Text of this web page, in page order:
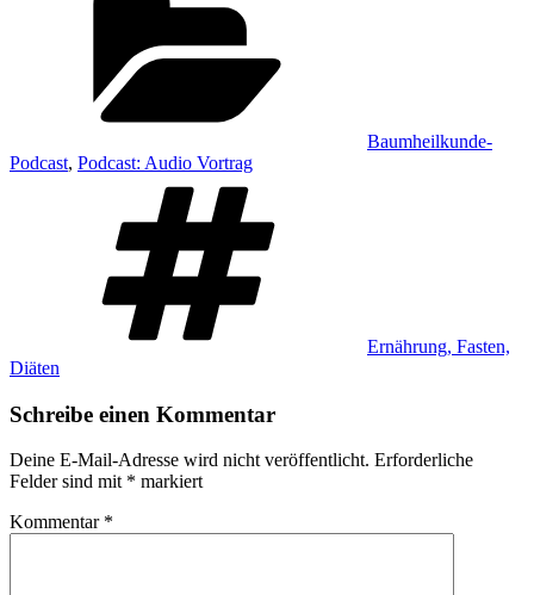
Baumheilkunde-
Podcast, Podcast: Audio Vortrag
Ernährung, Fasten,
Diäten
Schreibe einen Kommentar
Deine E-Mail-Adresse wird nicht veröffentlicht. Erforderliche
Felder sind mit * markiert
Kommentar *